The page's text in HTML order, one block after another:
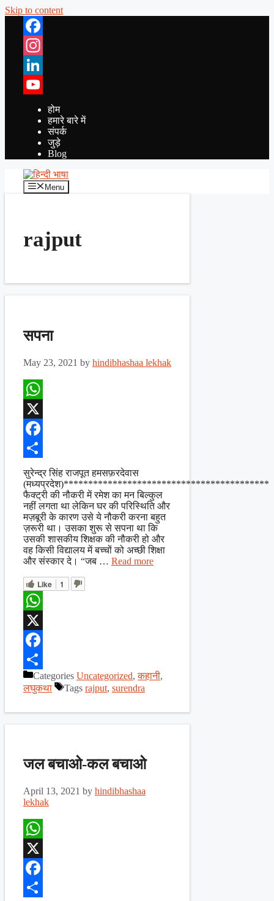
Skip to content
Facebook
Instagram
LinkedIn
YouTube
होम
हमारे बारे में
संपर्क
जुड़े
Blog
Menu
rajput
सपना
May 23, 2021 by hindibhashaa lekhak
WhatsApp
X
Facebook
Share
सुरेन्द्र सिंह राजपूत हमसफ़रदेवास
(मध्यप्रदेश)******************************************
फैक्ट्री की नौकरी में रमेश का मन बिल्कुल
नहीं लगता था लेकिन घर की परिस्थिति और
मज़बूरी के कारण उसे ये नौकरी करना बहुत
ज़रूरी था। उसका शुरू से सपना था कि
उसकी शासकीय शिक्षक की नौकरी हो और
वह किसी विद्यालय में बच्चों को अच्छी शिक्षा
और संस्कार दे। “जब … Read more
Like 1
WhatsApp
X
Facebook
ShareCategories Uncategorized,कहानी,
लघुकथा
Tags rajput, surendra
जल बचाओ-कल बचाओ
April 13, 2021 by hindibhashaa
lekhak
WhatsApp
X
Facebook